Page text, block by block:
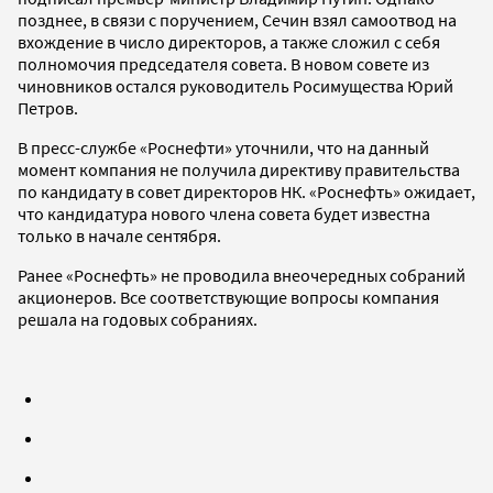
позднее, в связи с поручением, Сечин взял самоотвод на
вхождение в число директоров, а также сложил с себя
полномочия председателя совета. В новом совете из
чиновников остался руководитель Росимущества Юрий
Петров.
В пресс-службе «Роснефти» уточнили, что на данный
момент компания не получила директиву правительства
по кандидату в совет директоров НК. «Роснефть» ожидает,
что кандидатура нового члена совета будет известна
только в начале сентября.
Ранее «Роснефть» не проводила внеочередных собраний
акционеров. Все соответствующие вопросы компания
решала на годовых собраниях.